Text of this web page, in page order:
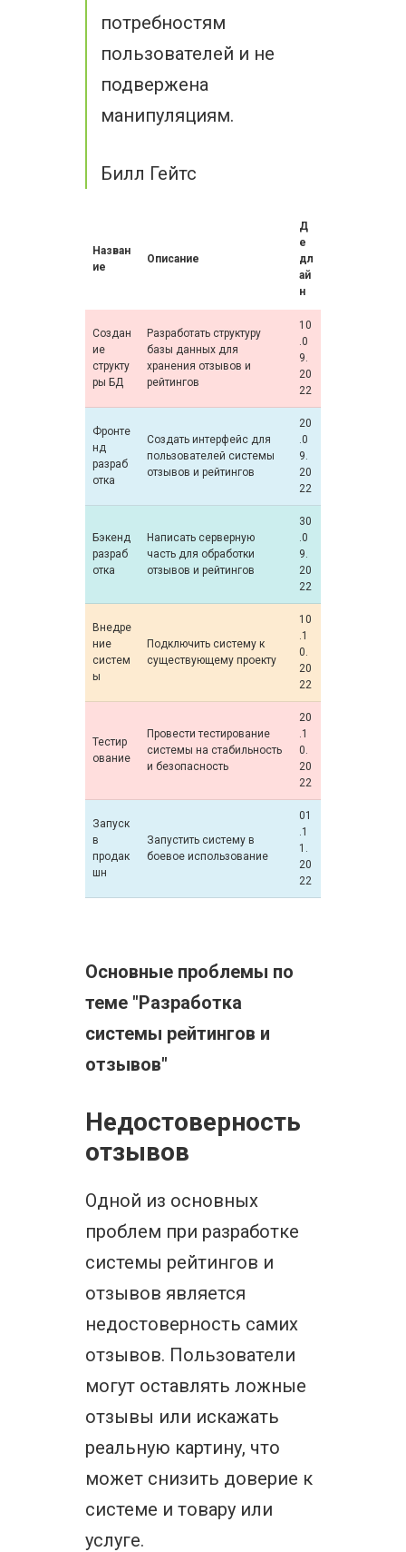
потребностям
пользователей и не
подвержена
манипуляциям.
Билл Гейтс
Назван
ие
Описание
Д
е
дл
ай
н
Создан
ие
структу
ры БД
Разработать структуру
базы данных для
хранения отзывов и
рейтингов
10
.0
9.
20
22
Фронте
нд
разраб
отка
Создать интерфейс для
пользователей системы
отзывов и рейтингов
20
.0
9.
20
22
Бэкенд
разраб
отка
Написать серверную
часть для обработки
отзывов и рейтингов
30
.0
9.
20
22
Внедре
ние
систем
ы
Подключить систему к
существующему проекту
10
.1
0.
20
22
Тестир
ование
Провести тестирование
системы на стабильность
и безопасность
20
.1
0.
20
22
Запуск
в
продак
шн
Запустить систему в
боевое использование
01
.1
1.
20
22
Основные проблемы по
теме "Разработка
системы рейтингов и
отзывов"
Недостоверность
отзывов
Одной из основных
проблем при разработке
системы рейтингов и
отзывов является
недостоверность самих
отзывов. Пользователи
могут оставлять ложные
отзывы или искажать
реальную картину, что
может снизить доверие к
системе и товару или
услуге.